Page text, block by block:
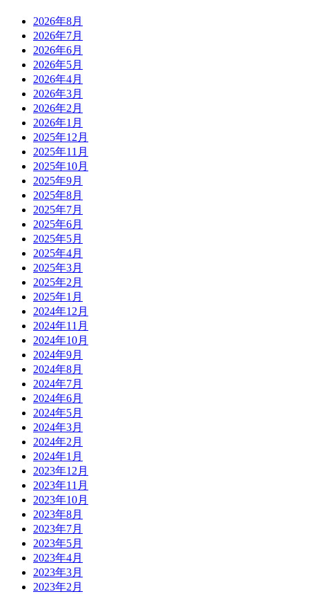
2026年8月
2026年7月
2026年6月
2026年5月
2026年4月
2026年3月
2026年2月
2026年1月
2025年12月
2025年11月
2025年10月
2025年9月
2025年8月
2025年7月
2025年6月
2025年5月
2025年4月
2025年3月
2025年2月
2025年1月
2024年12月
2024年11月
2024年10月
2024年9月
2024年8月
2024年7月
2024年6月
2024年5月
2024年3月
2024年2月
2024年1月
2023年12月
2023年11月
2023年10月
2023年8月
2023年7月
2023年5月
2023年4月
2023年3月
2023年2月